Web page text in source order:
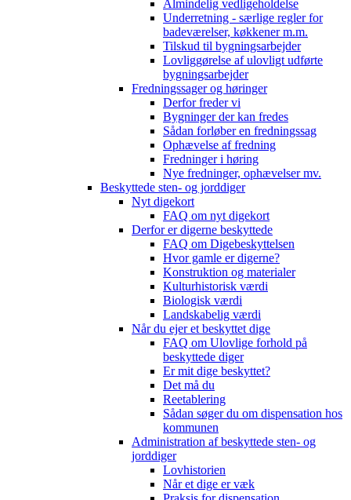
Almindelig vedligeholdelse
Underretning - særlige regler for
badeværelser, køkkener m.m.
Tilskud til bygningsarbejder
Lovliggørelse af ulovligt udførte
bygningsarbejder
Fredningssager og høringer
Derfor freder vi
Bygninger der kan fredes
Sådan forløber en fredningssag
Ophævelse af fredning
Fredninger i høring
Nye fredninger, ophævelser mv.
Beskyttede sten- og jorddiger
Nyt digekort
FAQ om nyt digekort
Derfor er digerne beskyttede
FAQ om Digebeskyttelsen
Hvor gamle er digerne?
Konstruktion og materialer
Kulturhistorisk værdi
Biologisk værdi
Landskabelig værdi
Når du ejer et beskyttet dige
FAQ om Ulovlige forhold på
beskyttede diger
Er mit dige beskyttet?
Det må du
Reetablering
Sådan søger du om dispensation hos
kommunen
Administration af beskyttede sten- og
jorddiger
Lovhistorien
Når et dige er væk